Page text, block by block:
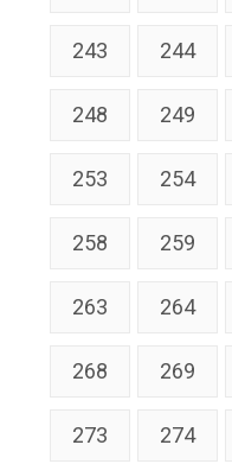
243 244
248 249
253 254
258 259
263 264
268 269
273 274